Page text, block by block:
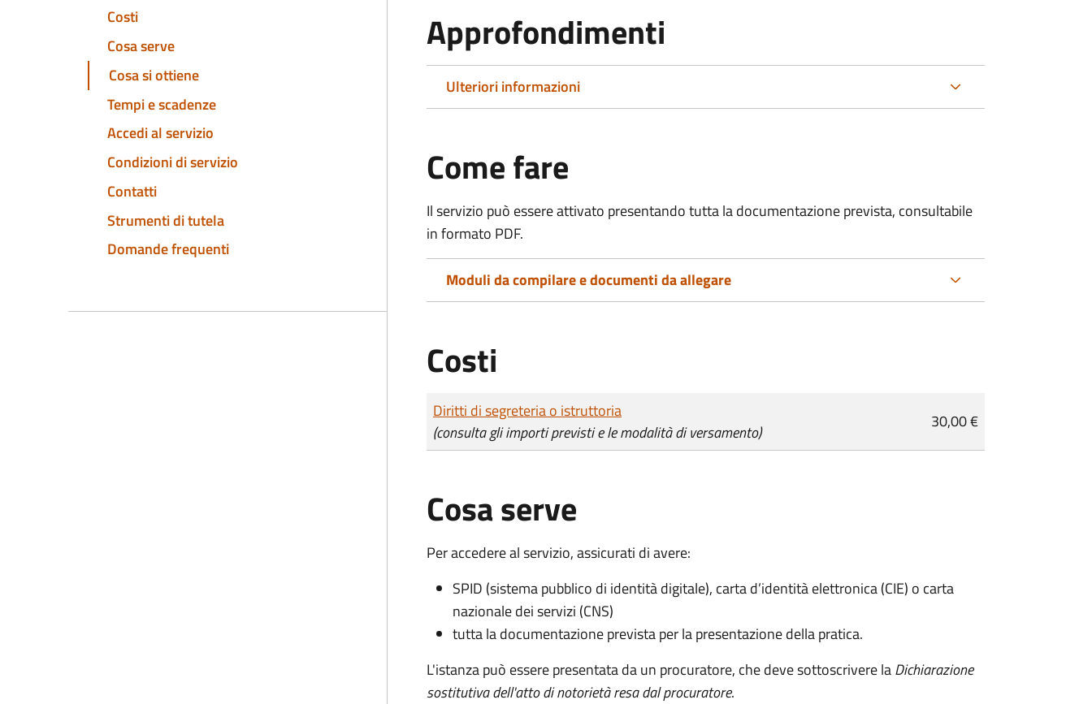
Costi
Cosa serve
Cosa si ottiene
Tempi e scadenze
Accedi al servizio
Condizioni di servizio
Contatti
Strumenti di tutela
Domande frequenti
Approfondimenti
Ulteriori informazioni
Come fare
Il servizio può essere attivato presentando tutta la documentazione prevista, consultabile
in formato PDF.
Moduli da compilare e documenti da allegare
Costi
Tipo di pagamento
Importo
Diritti di segreteria o istruttoria
(consulta gli importi previsti e le modalità di versamento)
30,00 €
Cosa serve
Per accedere al servizio, assicurati di avere:
SPID (sistema pubblico di identità digitale), carta d’identità elettronica (CIE) o carta
nazionale dei servizi (CNS)
tutta la documentazione prevista per la presentazione della pratica.
L'istanza può essere presentata da un procuratore, che deve sottoscrivere laDichiarazione
sostitutiva dell'atto di notorietà resa dal procuratore.